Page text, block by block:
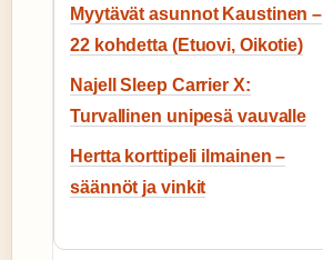
Myytävät asunnot Kaustinen –
22 kohdetta (Etuovi, Oikotie)
Najell Sleep Carrier X:
Turvallinen unipesä vauvalle
Hertta korttipeli ilmainen –
säännöt ja vinkit